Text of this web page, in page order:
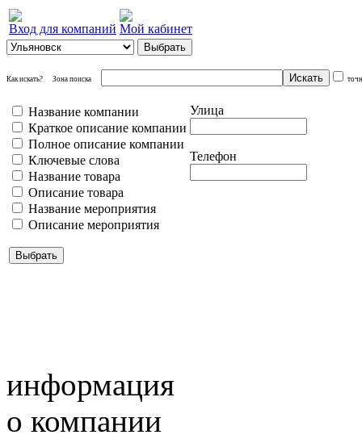
Вход для компаний Мой кабинет
Как искать? Зона поиска
Название компании
Краткое описание компании
Полное описание компании
Ключевые слова
Название товара
Описание товара
Название мероприятия
Описание мероприятия
Улица
Телефон
информация
о компании